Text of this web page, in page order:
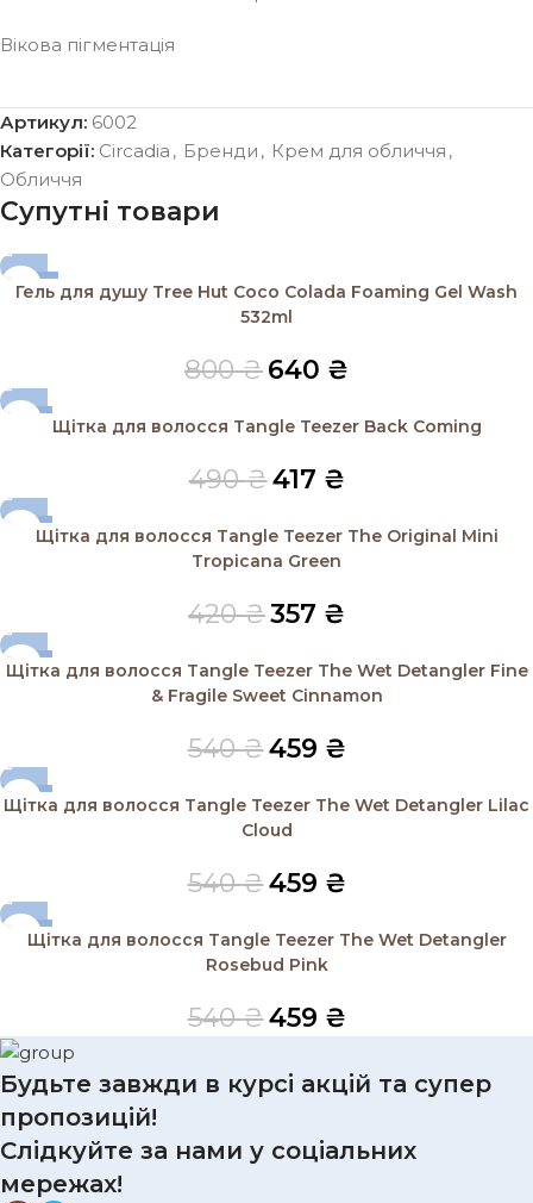
Вікова пігментація
Артикул: 6002
Категорії: Circadia , Бренди , Крем для обличчя ,
Обличчя
Супутні товари
-20%
Гель для душу Tree Hut Coco Colada Foaming Gel Wash
532ml
800₴640 ₴
Щітка для волосся Tangle Teezer Back Coming
490₴417 ₴
-15%Щітка для волосся Tangle Teezer The Original Mini
Tropicana Green
420₴357 ₴
-15%
Щітка для волосся Tangle Teezer The Wet Detangler Fine
& Fragile Sweet Cinnamon
540₴459 ₴
-15%
Щітка для волосся Tangle Teezer The Wet Detangler Lilac
Cloud
540₴459 ₴
-15%Щітка для волосся Tangle Teezer The Wet Detangler
Rosebud Pink
540₴459 ₴
Будьте завжди в курсі акцій та супер
пропозицій!
Слідкуйте за нами у соціальних
мережах!